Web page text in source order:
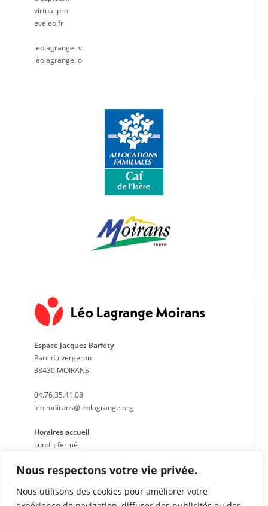
Nous respectons votre vie privée.
Nous utilisons des cookies pour améliorer votre
virtual.pro
eveleo.fr
leolagrange.tv
leolagrange.io
Espace Jacques Barféty
Parc du vergeron
38430 MOIRANS
04.76.35.41.08
leo.moirans@leolagrange.org
Horaires accueil
Lundi : fermé
Mercredi : 9h à 12h 14h à 18h
Vendredi : fermé le matin – 14h à 17h